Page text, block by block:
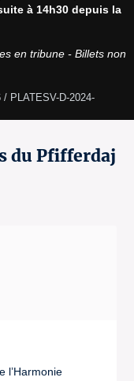
à 14h30 depuis la
en tribune - Billets non
/ PLATESV-D-2024-
du Pfifferdaj
l’Harmonie